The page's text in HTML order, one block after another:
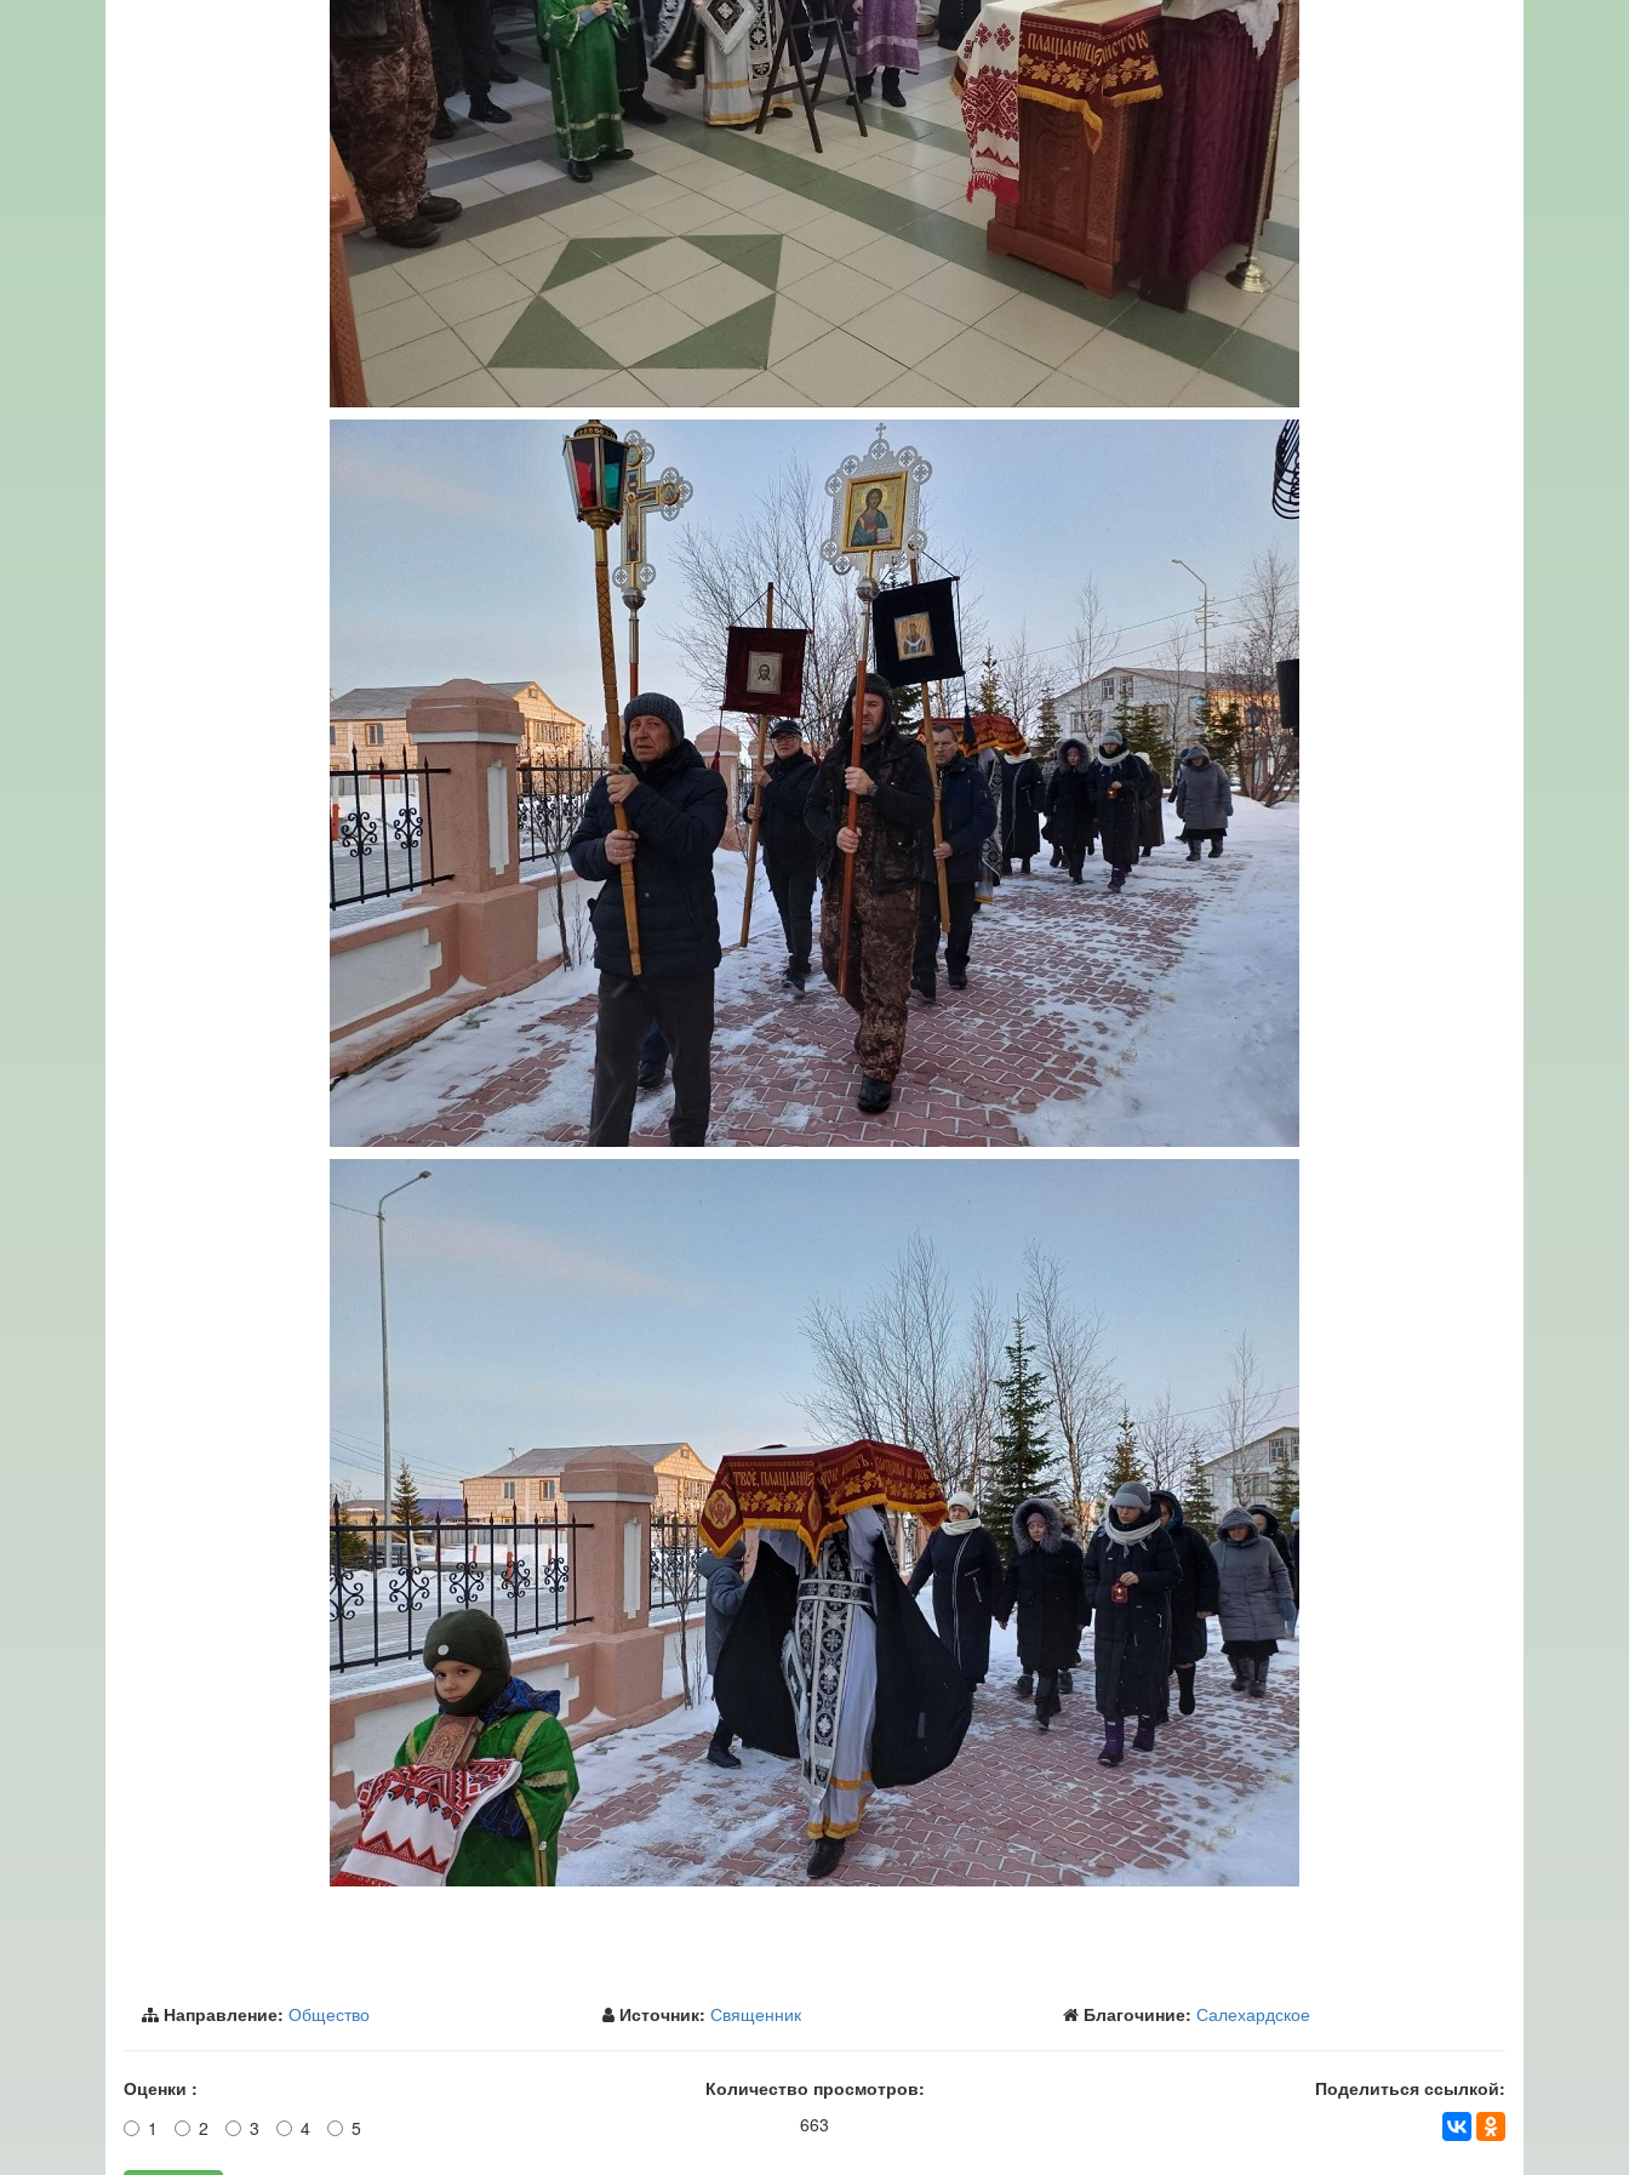
Направление: Общество Источник: Священник Благочиние: Салехардское
Оценки :
1
2 3 4 5
Количество просмотров:
663
Поделиться ссылкой: